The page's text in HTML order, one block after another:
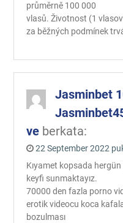
průměrně 100 000
vlasů. Životnost (1
za běžných podmínek
Jasminbet
ve berkata:
22 September 2022
Kıyamet kopsada
keyfi sunmaktayız.
70000 den fazla porno
erotik videocu koca
bozulması